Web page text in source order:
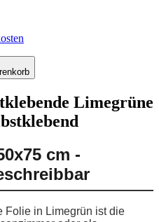
Limegrüne
cm -
Folie in Limegrün ist die